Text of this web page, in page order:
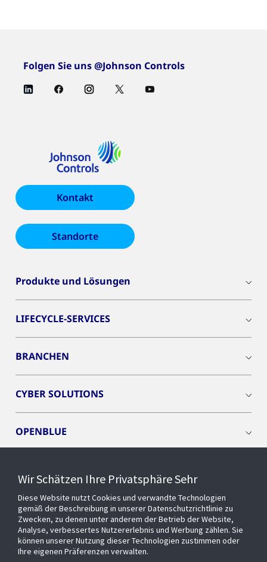
Folgen Sie uns @Johnson Controls
Kontakt
Standorte
Produkte und Lösungen
LIFECYCLE-SERVICES
BRANCHEN
CYBER SOLUTIONS
OPENBLUE
EVENTS
Über uns
Wir Schätzen Ihre Privatsphäre Sehr
Diese Website nutzt Cookies und verwandte Technologien
gemäß der Beschreibung in unserer Datenschutzrichtlinie zu
Zwecken, zu denen unter anderem der Betrieb der Website,
Analyse, verbessertes Nutzererlebnis und Werbung zählen. Sie
können unserer Nutzung dieser Technologien zustimmen oder
Ihre eigenen Präferenzen verwalten.